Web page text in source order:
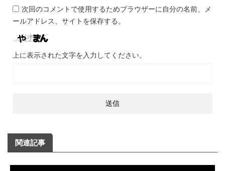
次回のコメントで使用するためブラウザーに自分の名前、メ
ールアドレス、サイトを保存する。
上に表示された文字を入力してください。
関連記事